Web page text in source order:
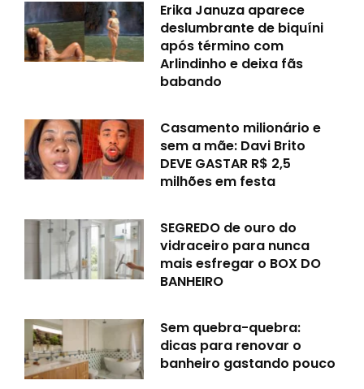
Erika Januza aparece
deslumbrante de biquíni
após término com
Arlindinho e deixa fãs
babando
Casamento milionário e
sem a mãe: Davi Brito
DEVE GASTAR R$ 2,5
milhões em festa
SEGREDO de ouro do
vidraceiro para nunca
mais esfregar o BOX DO
BANHEIRO
Sem quebra-quebra:
dicas para renovar o
banheiro gastando pouco